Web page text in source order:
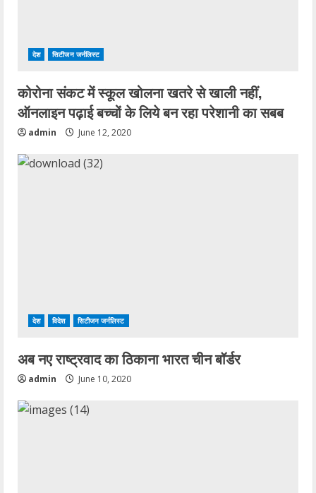
n
g
देश सिटीजन जर्नलिस्ट
कोरोना संकट में स्कूल खोलना खतरे से खाली नहीं,
ऑनलाइन पढ़ाई बच्चों के लिये बन रहा परेशानी का सबब
admin June 12, 2020
देश विदेश सिटीजन जर्नलिस्ट
अब नए राष्ट्रवाद का ठिकाना भारत चीन बॉर्डर
admin June 10, 2020